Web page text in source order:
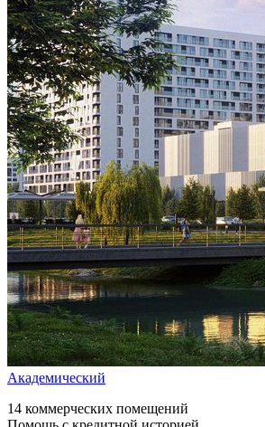
Академический
14 коммерческих помещений